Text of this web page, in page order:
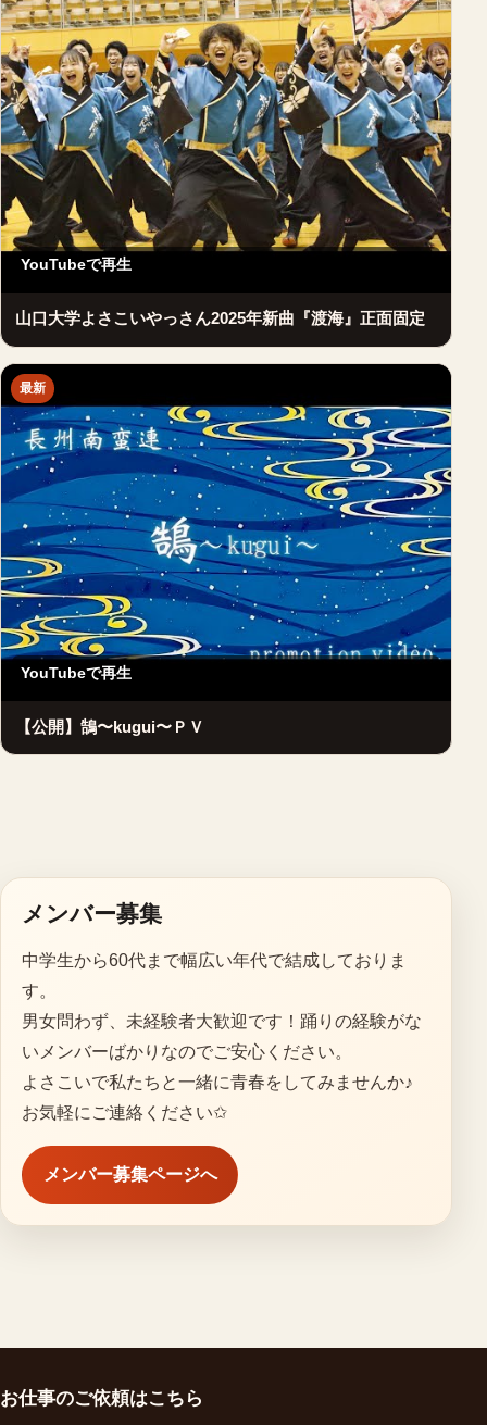
YouTubeで再生
山口大学よさこいやっさん2025年新曲『渡海』正面固定
最新
YouTubeで再生
【公開】鵠〜kugui〜ＰＶ
メンバー募集
中学生から60代まで幅広い年代で結成しておりま
す。
男女問わず、未経験者大歓迎です！踊りの経験がな
いメンバーばかりなのでご安心ください。
よさこいで私たちと一緒に青春をしてみませんか♪
お気軽にご連絡ください✩
メンバー募集ページへ
お仕事のご依頼はこちら